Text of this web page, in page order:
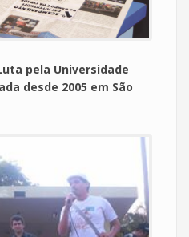
pela Universidade
desde 2005 em São